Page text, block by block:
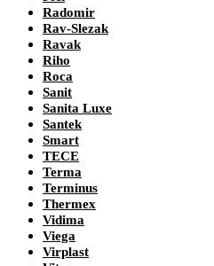
Radomir
Rav-Slezak
Ravak
Riho
Roca
Sanit
Sanita Luxe
Santek
Smart
TECE
Terma
Terminus
Thermex
Vidima
Viega
Virplast